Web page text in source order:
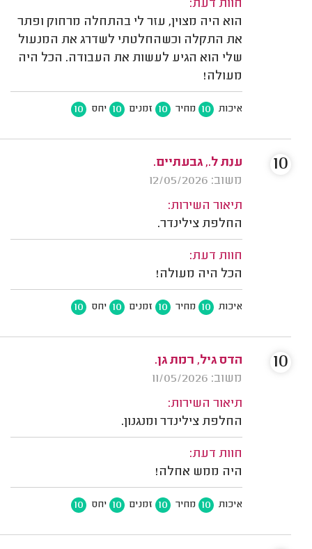
חוות דעת:
הוא היה מצוין, עזר לי בהתחלה מרחוק ופתר
את התקלה וכשהחלטתי לשדרג את המנעול
שלי הוא הגיע לעשות את העבודה. הכל היה
מעולה!
איכות 10 מחיר 10 זמנים 10 יחס 10
ענת ל., גבעתיים.
משוב: 12/05/2026
תיאור השירות:
החלפת צילינדר.
חוות דעת:
הכל היה מעולה!
איכות 10 מחיר 10 זמנים 10 יחס 10
10
הדס גיל, רמת גן.
משוב: 11/05/2026
תיאור השירות:
החלפת צילינדר ומנגנון.
חוות דעת:
היה ממש אחלה!
איכות 10 מחיר 10 זמנים 10 יחס 10
10